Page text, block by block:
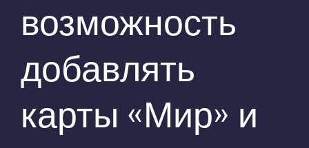
возможность
добавлять
карты «Мир» и